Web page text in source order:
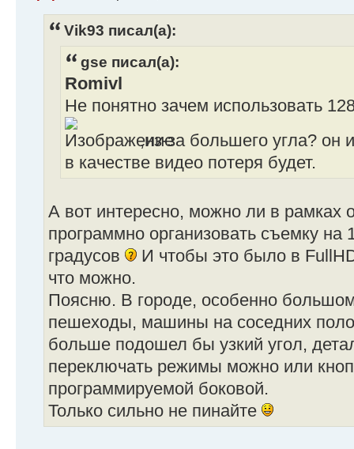
Vik93 писал(а):
gse писал(а):
Romivl
Не понятно зачем использовать
,из-за большего угла? он
в качестве видео потеря будет.
А вот интересно, можно ли в рамках
программно организовать съемку на
градусов
И чтобы это было в
что можно.
Поясню. В городе, особенно
пешеходы, машины на соседних
больше подошел бы узкий угол,
переключать режимы можно или
программируемой боковой.
Только сильно не пинайте